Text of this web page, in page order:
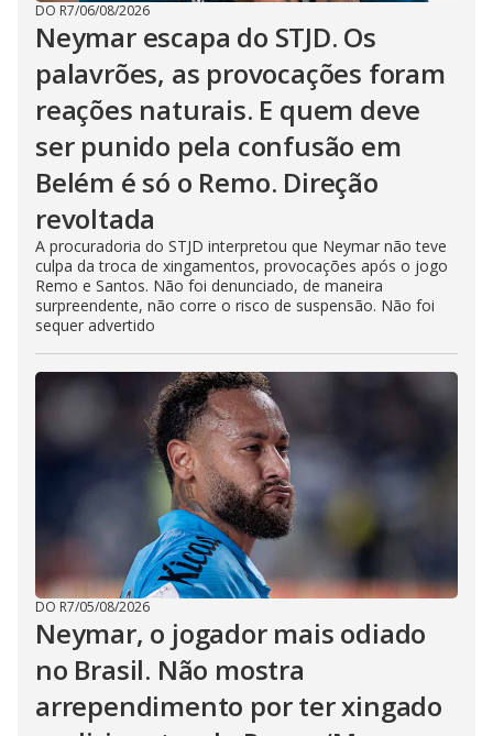
DO R7/06/08/2026
Neymar escapa do STJD. Os
palavrões, as provocações foram
reações naturais. E quem deve
ser punido pela confusão em
Belém é só o Remo. Direção
revoltada
A procuradoria do STJD interpretou que Neymar não teve
culpa da troca de xingamentos, provocações após o jogo
Remo e Santos. Não foi denunciado, de maneira
surpreendente, não corre o risco de suspensão. Não foi
sequer advertido
DO R7/05/08/2026
Neymar, o jogador mais odiado
no Brasil. Não mostra
arrependimento por ter xingado